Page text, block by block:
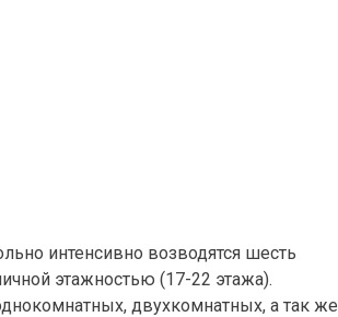
интенсивно возводятся шесть
этажностью (17-22 этажа).
двухкомнатных, а так же